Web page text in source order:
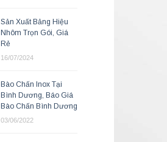
Sản Xuất Bảng Hiệu
Nhôm Trọn Gói, Giá
Rẻ
16/07/2024
Bào Chấn Inox Tại
Bình Dương, Báo Giá
Bào Chấn Bình Dương
03/06/2022